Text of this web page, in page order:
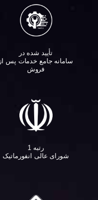
تأیید شده در
سامانه جامع خدمات پس از
فروش
رتبه 1
شورای عالی انفورماتیک